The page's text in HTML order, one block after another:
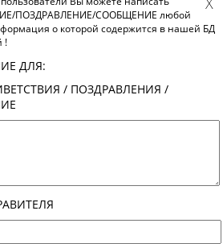
деятельности
996
Николай
ПУЧКОВ
ПОЗДРАВЛЕНИЕ/СООБЩЕНИЕ любой
о которой содержится в нашей БД
!
ДЛЯ:
/ ПОЗДРАВЛЕНИЯ /